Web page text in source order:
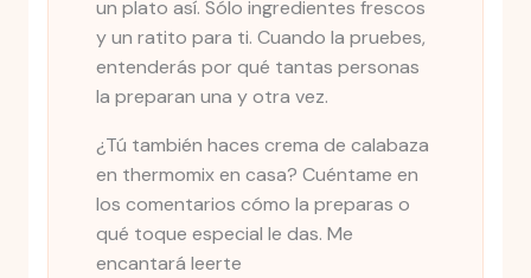
un plato así. Sólo ingredientes frescos
y un ratito para ti. Cuando la pruebes,
entenderás por qué tantas personas
la preparan una y otra vez.
¿Tú también haces crema de calabaza
en thermomix en casa? Cuéntame en
los comentarios cómo la preparas o
qué toque especial le das. Me
encantará leerte